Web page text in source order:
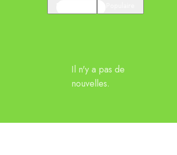
Il n'y a pas de
nouvelles.